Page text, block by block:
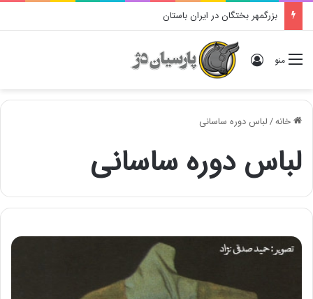
بزرگمهر بختگان در ایران باستان
منو ورود
خانه/لباس دوره ساسانی
لباس دوره ساسانی